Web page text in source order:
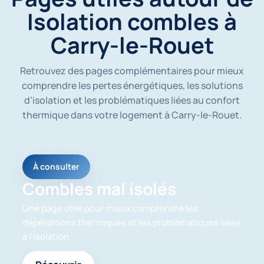
é
e
e
n
t
u
t
s
é
e
s
p
o
u
r
m
e
Isolation combles à
Carry-le-Rouet
Retrouvez des pages complémentaires pour mieux
comprendre les pertes énergétiques, les solutions
d’isolation et les problématiques liées au confort
thermique dans votre logement à Carry-le-Rouet.
À consulter
Combles mal isolés
Une page utile pour mieux comprendre les
déperditions thermiques et les problématiques liées
à l’isolation.